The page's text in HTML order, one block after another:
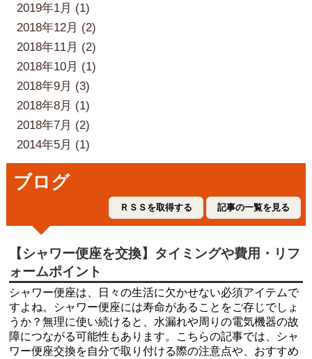
2019年1月 (1)
2018年12月 (2)
2018年11月 (2)
2018年10月 (1)
2018年9月 (3)
2018年8月 (1)
2018年7月 (2)
2014年5月 (1)
ブログ
記事の一覧を見る
ＲＳＳを取得する
【シャワー便座を交換】タイミングや費用・リフ
ォームポイント
シャワー便座は、日々の生活に欠かせない必須アイテムで
すよね。シャワー便座には寿命があることをご存じでしょ
うか？無理に使い続けると、水漏れや周りの電気機器の故
障につながる可能性もあります。こちらの記事では、シャ
ワー便座交換を自分で取り付ける際の注意点や、おすすめ